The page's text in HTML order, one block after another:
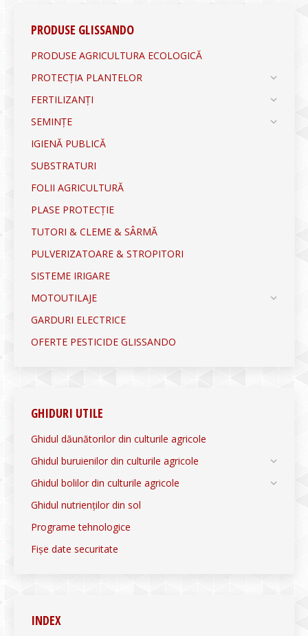
PRODUSE GLISSANDO
PRODUSE AGRICULTURA ECOLOGICĂ
PROTECȚIA PLANTELOR
FERTILIZANȚI
SEMINȚE
IGIENĂ PUBLICĂ
SUBSTRATURI
FOLII AGRICULTURĂ
PLASE PROTECȚIE
TUTORI & CLEME & SÂRMĂ
PULVERIZATOARE & STROPITORI
SISTEME IRIGARE
MOTOUTILAJE
GARDURI ELECTRICE
OFERTE PESTICIDE GLISSANDO
GHIDURI UTILE
Ghidul dăunătorilor din culturile agricole
Ghidul buruienilor din culturile agricole
Ghidul bolilor din culturile agricole
Ghidul nutrienților din sol
Programe tehnologice
Fișe date securitate
INDEX